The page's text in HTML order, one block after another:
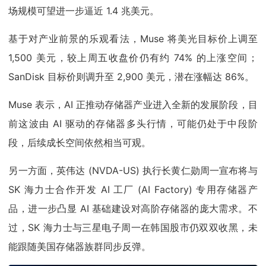
场规模可望进一步逼近 1.4 兆美元。
基于对产业前景的乐观看法，Muse 将美光目标价上调至
1,500 美元，较上周五收盘价仍有约 74% 的上涨空间；
SanDisk 目标价则调升至 2,900 美元，潜在涨幅达 86%。
Muse 表示，AI 正推动存储器产业进入全新的发展阶段，目
前这波由 AI 驱动的存储器多头行情，可能仍处于中段阶
段，后续成长空间依然相当可观。
另一方面，英伟达 (NVDA-US) 执行长黄仁勋周一宣布将与
SK 海力士合作开发 AI 工厂 (AI Factory) 专用存储器产
品，进一步凸显 AI 基础建设对高阶存储器的庞大需求。不
过，SK 海力士与三星电子周一在韩国股市仍双双收黑，未
能跟随美国存储器族群同步反弹。